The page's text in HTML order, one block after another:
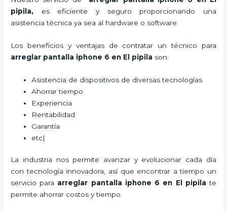
pipila, es eficiente y seguro proporcionando una
asistencia técnica ya sea al hardware o software.
Los beneficios y ventajas de contratar un técnico para
arreglar pantalla iphone 6 en El pipila son:
Asistencia de dispositivos de diversas tecnologías
Ahorrar tiempo
Experiencia
Rentabilidad
Garantía
etc|
La industria nos permite avanzar y evolucionar cada día
con tecnología innovadora, así que encontrar a tiempo un
servicio para arreglar pantalla iphone 6 en El pipila te
permite ahorrar costos y tiempo.